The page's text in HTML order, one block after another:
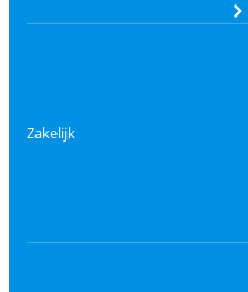
Zakelijk